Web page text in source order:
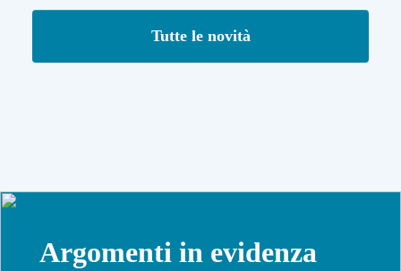
Tutte le novità
Argomenti in evidenza